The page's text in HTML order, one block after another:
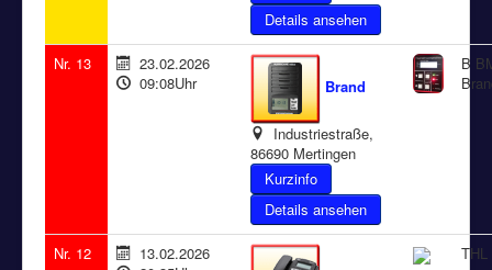
Details ansehen
Nr. 13
23.02.2026
09:08Uhr
Brand
Industriestraße,
86690 Mertingen
Details ansehen
B
Nr. 12
13.02.2026
THL